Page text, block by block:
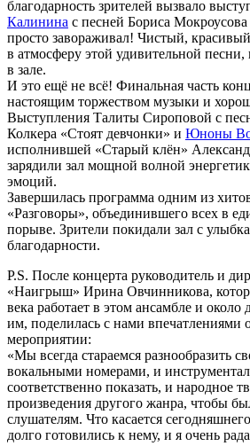
благодарность зрителей вызвало
Калинина с песней Бориса
просто завораживал! Чистый,
в атмосферу этой удивительной
в зале.
И это ещё не всё! Финальная часть
настоящим торжеством музыки и
Выступления Талиты Сироповой с
Колкера «Стоят девчонки» и Юноны
исполнившей «Старый клён»
зарядили зал мощной волной
эмоций.
Завершилась программа одним из
«Разговоры», объединившего всех в
порыве. Зрители покидали зал с
благодарности.
P.S. После концерта руководитель и
«Наигрыш» Ирина Овчинникова,
века работает в этом ансамбле и около
им, поделилась с нами
мероприятии:
«Мы всегда стараемся разнообразить
вокальными номерами, и
соответственно показать, и народное
произведения другого жанра, чтобы
слушателям. Что касается
долго готовились к нему, и я очень